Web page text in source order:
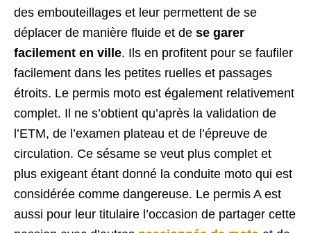
des embouteillages et leur permettent de se
déplacer de manière fluide et de se garer
facilement en ville. Ils en profitent pour se faufiler
facilement dans les petites ruelles et passages
étroits. Le permis moto est également relativement
complet. Il ne s’obtient qu’après la validation de
l’ETM, de l’examen plateau et de l’épreuve de
circulation. Ce sésame se veut plus complet et
plus exigeant étant donné la conduite moto qui est
considérée comme dangereuse. Le permis A est
aussi pour leur titulaire l’occasion de partager cette